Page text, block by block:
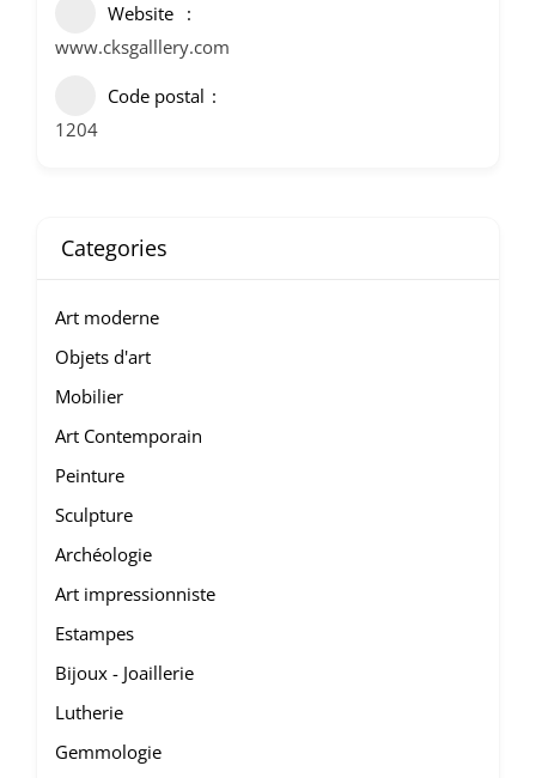
Website
www.cksgalllery.com
Code postal
1204
Categories
Art moderne
Objets d'art
Mobilier
Art Contemporain
Peinture
Sculpture
Archéologie
Art impressionniste
Estampes
Bijoux - Joaillerie
Lutherie
Gemmologie